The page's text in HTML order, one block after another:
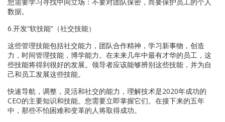
数据。
6.开发“软技能”（社交技能）
这些管理技能包括社交能力，团队合作精神，学习新事物，创造
力，时间管理技能，博学能力。在未来几年中最有才华的员工，这
些技能将得到很好的发展。领导者应该能够辨别这些技能，并为自
己和员工发展这些技能。
快速导航，调整，灵活和社交的能力，理解技术是2020年成功的
CEO的主要知识和技能。您需要立即掌握它们。在接下来的五年
中，那些不怕困难和变革的人将取得成功。